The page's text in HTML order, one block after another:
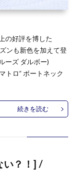
の好評を博した
ンも新色を加えて登
ーズ ダルボー)
トロ” ボートネック
続きを読む
い？！] /